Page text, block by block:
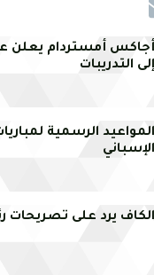
أجاكس أمستردام يعلن
إلى التدريبات
المواعيد الرسمية
الإسباني
الكاف يرد على تصريحات